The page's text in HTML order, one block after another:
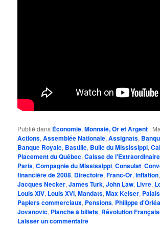
Publié dans Économie,Monnaie, Or et Argent |
Actions,Assemblée Nationale,Assignats,
Banque Royale, Bastille, Bulle du Mississippi,
Placement du Québec,Caisse de l'Extraordinaire
Paris,Compagnie du Mississippi,Consulat,
financière de 2008, Directoire,Franc-Or,Inflation
Jacques Necker,James Turk,John Law, Livre,
Louis XIV, Louis XVI,Mandats,Max Keiser,
Papiers commerciaux, Pensions, Philippe
Jovanovic, Planche à billets, Révolution
Laisser un commentaire